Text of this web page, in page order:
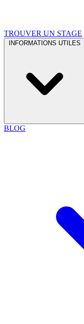
TROUVER UN STAGE
INFORMATIONS UTILES
BLOG